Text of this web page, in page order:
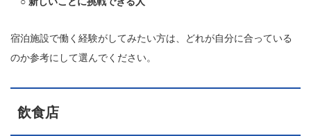
宿泊施設で働く経験がしてみたい方は、どれが自分に合っている
のか参考にして選んでください。
飲食店